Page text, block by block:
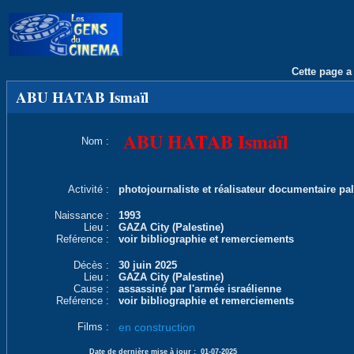
Cette page
ABU HATAB Ismaïl
Nom : ABU HATAB Ismaïl
Activité : photojournaliste et réalisateur documentaire
Naissance :
1993
Lieu :
GAZA City (Palestine)
Reférence :
voir bibliographie et remerciements
Décès :
30 juin 2025
Lieu :
GAZA City (Palestine)
Cause :
assassiné par l'armée israélienne
Reférence :
voir bibliographie et remerciements
Films : en construction
Date de dernière mise à jour : 01-07-2025